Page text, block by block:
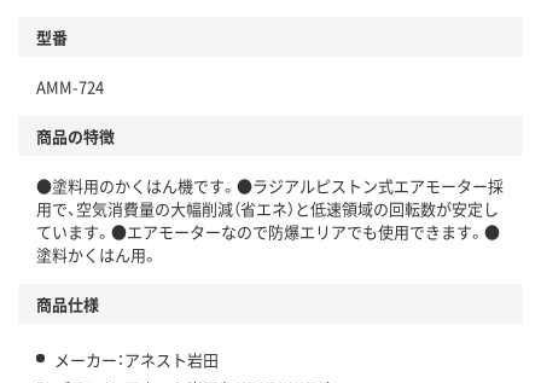
型番
AMM-724
商品の特徴
●塗料用のかくはん機です。●ラジアルピストン式エアモーター採
用で、空気消費量の大幅削減（省エネ）と低速領域の回転数が安定し
ています。●エアモーターなので防爆エリアでも使用できます。●
塗料かくはん用。
商品仕様
メーカー：アネスト岩田